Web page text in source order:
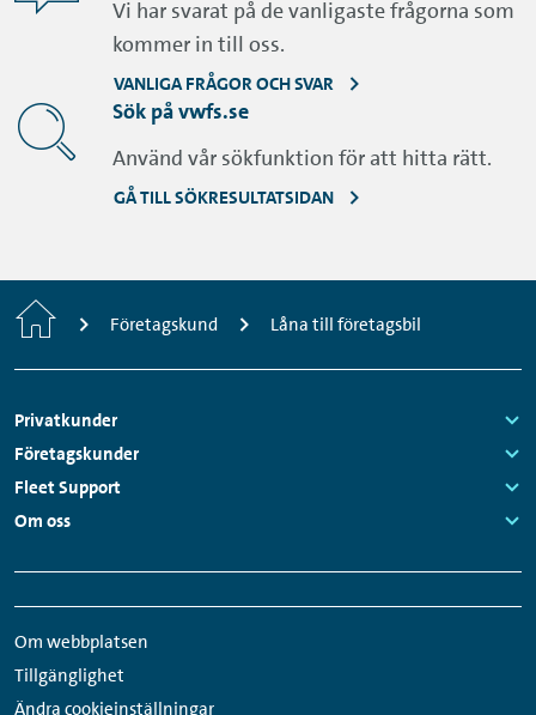
Vi har svarat på de vanligaste frågorna som
kommer in till oss.
VANLIGA FRÅGOR OCH SVAR
Sök på vwfs.se
Använd vår sökfunktion för att hitta rätt.
GÅ TILL SÖKRESULTATSIDAN
StartsidaFöretagskund Låna till företagsbil
Sidfotsmeny
Privatkunder
Links:
Företagskunder
Links:
Fleet Support
Links:
Om oss
sidfot
Om webbplatsen
Tillgänglighet
Ändra cookieinställningar
medier-
länkar